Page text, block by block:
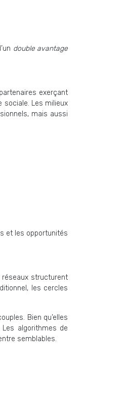
double avantage
exerçant
sociale. Les milieux
mais aussi
et les opportunités
structurent
les cercles
Bien qu’elles
algorithmes de
semblables.